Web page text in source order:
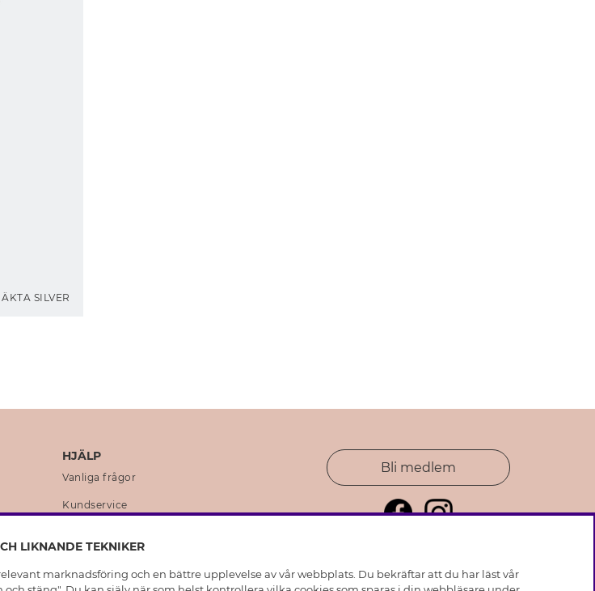
ÄKTA SILVER
HJÄLP
Vanliga frågor
Kundservice
Skötselråd skinnhandskar
Bli medlem
LIKNANDE TEKNIKER
marknadsföring och en bättre upplevelse av vår webbplats. Du bekräftar att du har läst vår